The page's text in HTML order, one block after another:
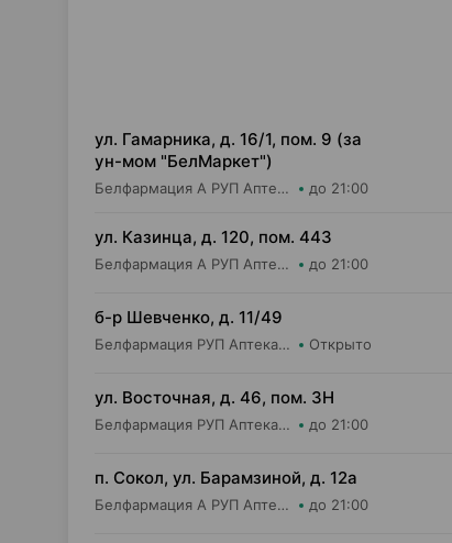
ул. Гамарника, д. 16/1, пом. 9 (за
ун-мом "БелМаркет")
Белфармация А РУП Аптека №61 до 21:00
ул. Казинца, д. 120, пом. 443
Белфармация А РУП Аптека №74 до 21:00
б-р Шевченко, д. 11/49
Белфармация РУП Аптека №36 (дежурная) Открыто
ул. Восточная, д. 46, пом. 3Н
Белфармация РУП Аптека №65 до 21:00
п. Сокол, ул. Барамзиной, д. 12а
Белфармация А РУП Аптека №54 до 21:00